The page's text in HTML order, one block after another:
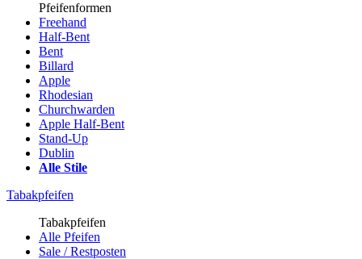
Pfeifenformen
Freehand
Half-Bent
Bent
Billard
Apple
Rhodesian
Churchwarden
Apple Half-Bent
Stand-Up
Dublin
Alle Stile
Tabakpfeifen
Tabakpfeifen
Alle Pfeifen
Sale / Restposten